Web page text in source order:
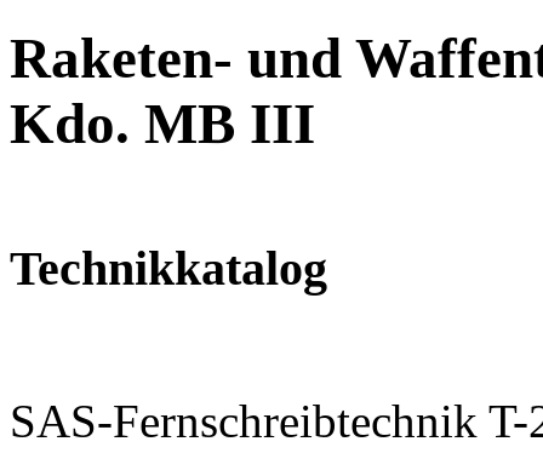
Raketen- und
Kdo. MB III
Technikkatalog
SAS-Fernschreibtechnik